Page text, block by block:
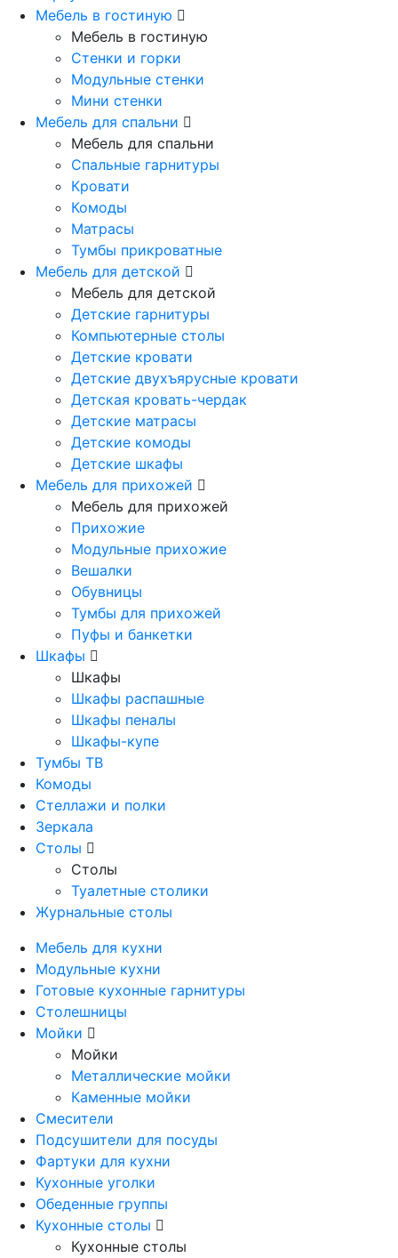
Мебель в гостиную
Мебель в гостиную
Стенки и горки
Модульные стенки
Мини стенки
Мебель для спальни
Мебель для спальни
Спальные гарнитуры
Кровати
Комоды
Матрасы
Тумбы прикроватные
Мебель для детской
Мебель для детской
Детские гарнитуры
Компьютерные столы
Детские кровати
Детские двухъярусные кровати
Детская кровать-чердак
Детские матрасы
Детские комоды
Детские шкафы
Мебель для прихожей
Мебель для прихожей
Прихожие
Модульные прихожие
Вешалки
Обувницы
Тумбы для прихожей
Пуфы и банкетки
Шкафы
Шкафы
Шкафы распашные
Шкафы пеналы
Шкафы-купе
Тумбы ТВ
Комоды
Стеллажи и полки
Зеркала
Столы
Столы
Туалетные столики
Журнальные столы
Мебель для кухни
Модульные кухни
Готовые кухонные гарнитуры
Столешницы
Мойки
Мойки
Металлические мойки
Каменные мойки
Смесители
Подсушители для посуды
Фартуки для кухни
Кухонные уголки
Обеденные группы
Кухонные столы
Кухонные столы